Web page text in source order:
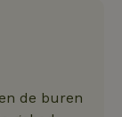
de buren